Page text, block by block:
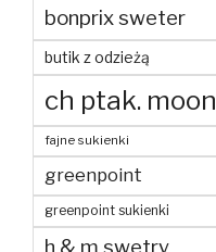
bonprix sweter
butik z odzieżą
ch ptak. moon
fajne sukienki
greenpoint
greenpoint sukienki
h & m swetry